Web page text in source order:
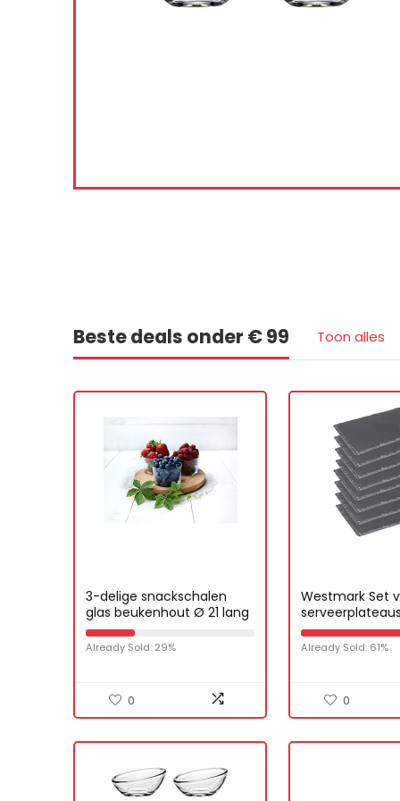
Beste deals onder € 99 Toon alles
3-delige snackschalen
glas beukenhout Ø 21 lang
krabschaal serveerschaal
tapas dip
Already Sold: 29%
0
Westmark Set
afmetingen: elk
694222E3
Already Sold: 61%
0